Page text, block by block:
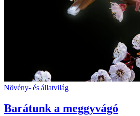
Növény- és állatvilág
Barátunk a meggyvágó